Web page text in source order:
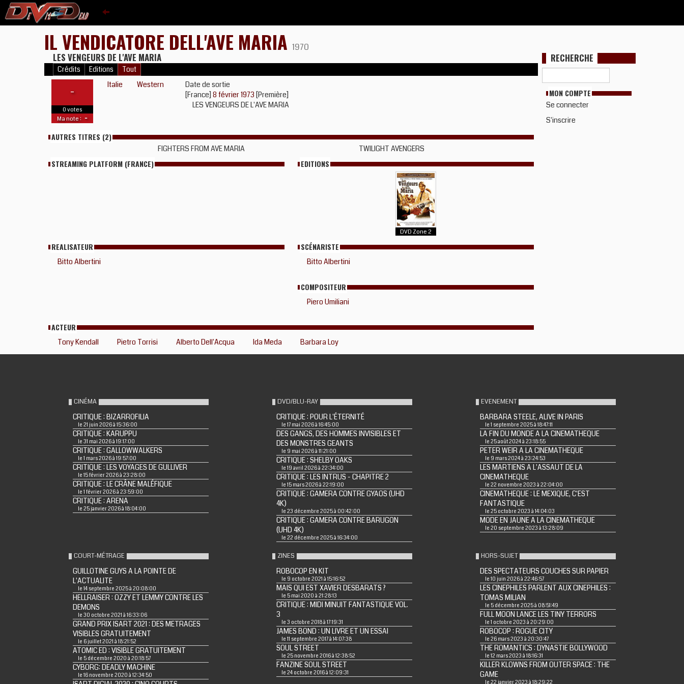
IL VENDICATORE DELL'AVE MARIA 1970
LES VENGEURS DE L'AVE MARIA
Crédits Editions Tout
-
0 votes
Ma note : -
Italie Western
Date de sortie
[France]8 février 1973 [Première]
LES VENGEURS DE L'AVE MARIA
AUTRES TITRES (2)
FIGHTERS FROM AVE MARIA TWILIGHT AVENGERS
STREAMING PLATFORM (FRANCE) EDITIONS
DVD Zone 2
REALISATEUR
Bitto Albertini
SCÉNARISTE
Bitto Albertini
COMPOSITEUR
Piero Umiliani
ACTEUR
Tony Kendall Pietro Torrisi Alberto Dell'Acqua Ida Meda Barbara Loy
RECHERCHE
MON COMPTE
Se connecter
S'inscrire
CINÉMA
CRITIQUE : BIZARROFILIA
le 21 juin 2026 à 15:36:00
CRITIQUE : KARUPPU
le 31 mai 2026 à 19:17:00
CRITIQUE : GALLOWWALKERS
le 1 mars 2026 à 19:57:00
CRITIQUE : LES VOYAGES DE GULLIVER
le 15 février 2026 à 23:28:00
CRITIQUE : LE CRÂNE MALÉFIQUE
le 1 février 2026 à 23:59:00
CRITIQUE : ARENA
le 25 janvier 2026 à 18:04:00
DVD/BLU-RAY
CRITIQUE : POUR L'ÉTERNITÉ
le 17 mai 2026 à 16:45:00
DES GANGS, DES HOMMES INVISIBLES ET
DES MONSTRES GEANTS
le 9 mai 2026 à 11:21:00
CRITIQUE : SHELBY OAKS
le 19 avril 2026 à 22:34:00
CRITIQUE : LES INTRUS - CHAPITRE 2
le 15 mars 2026 à 22:19:00
CRITIQUE : GAMERA CONTRE GYAOS (UHD
4K)
le 23 décembre 2025 à 00:42:00
CRITIQUE : GAMERA CONTRE BARUGON
(UHD 4K)
le 22 décembre 2025 à 16:34:00
EVENEMENT
BARBARA STEELE, ALIVE IN PARIS
le 1 septembre 2025 à 18:47:11
LA FIN DU MONDE A LA CINEMATHEQUE
le 25 août 2024 à 23:18:55
PETER WEIR A LA CINEMATHEQUE
le 9 mars 2024 à 23:24:53
LES MARTIENS A L'ASSAUT DE LA
CINEMATHEQUE
le 22 novembre 2023 à 22:04:00
CINEMATHEQUE : LE MEXIQUE, C'EST
FANTASTIQUE
le 25 octobre 2023 à 14:04:03
MODE EN JAUNE A LA CINEMATHEQUE
le 20 septembre 2023 à 13:28:09
COURT-MÉTRAGE
GUILLOTINE GUYS A LA POINTE DE
L'ACTUALITE
le 14 septembre 2025 à 20:08:00
HELLRAISER : OZZY ET LEMMY CONTRE LES
DEMONS
le 30 octobre 2021 à 16:33:06
GRAND PRIX ISART 2021 : DES METRAGES
VISIBLES GRATUITEMENT
le 6 juillet 2021 à 18:21:52
ATOMIC ED : VISIBLE GRATUITEMENT
le 5 décembre 2020 à 20:18:57
CYBORG: DEADLY MACHINE
le 16 novembre 2020 à 12:34:50
ZINES
ROBOCOP EN KIT
le 9 octobre 2021 à 15:16:52
MAIS QUI EST XAVIER DESBARATS ?
le 5 mai 2020 à 21:28:13
CRITIQUE : MIDI MINUIT FANTASTIQUE VOL.
3
le 3 octobre 2018 à 17:19:31
JAMES BOND : UN LIVRE ET UN ESSAI
le 11 septembre 2017 à 14:07:38
SOUL STREET
le 25 novembre 2016 à 12:38:52
FANZINE SOUL STREET
le 24 octobre 2016 à 12:09:31
HORS-SUJET
DES SPECTATEURS COUCHES SUR PAPIER
le 10 juin 2026 à 22:46:57
LES CINEPHILES PARLENT AUX CINEPHILES :
TOMAS MILIAN
le 5 décembre 2025 à 08:51:49
FULL MOON LANCE LES TINY TERRORS
le 1 octobre 2023 à 20:29:00
ROBOCOP : ROGUE CITY
le 26 mars 2023 à 20:30:47
THE ROMANTICS : DYNASTIE BOLLYWOOD
le 12 mars 2023 à 18:16:31
KILLER KLOWNS FROM OUTER SPACE : THE
GAME
le 22 janvier 2023 à 18:29:22